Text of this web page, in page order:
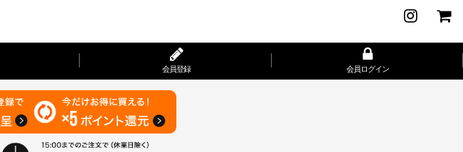
会員登録 会員ログイン